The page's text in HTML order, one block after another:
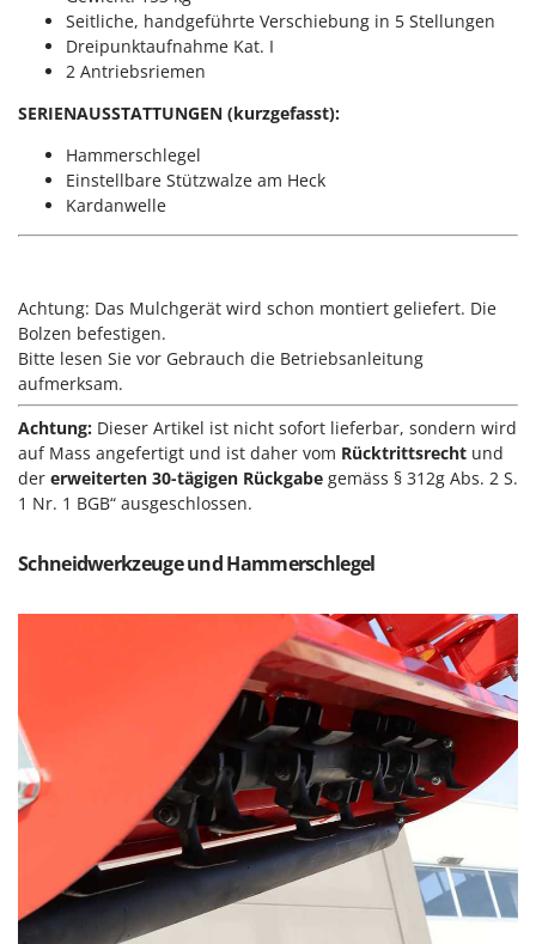
Kompressoren für Ernte und Baumschnitt
Kreiseleggen
Laderampe aus Aluminium
Laubsauger - Laubbläser
Luftentfeuchter
Luftkühler mit Wasserverdunstung
M
Mähroboter
Maisentkörnungsmaschinen
Manuelle Heckenscheren
Minibacköfen
N
Notstromaggregat
Nudelmaschinen
O
Obstmühlen Obsthäcksler Obstmuser
Obstpressen
Olivenernter und Schüttler
Effeuno
Einhell
Elegen
Energy Gruppi
Enotecnica Pillan
Eschenfelder
F
FAC
Fama Industrie
Famag
Famur
FARMER
Ferrari Group
Fiorentini
Fiskars
Flymo
Fontana Forni
Seitliche, handgeführte Verschiebung in 5 Stellungen
Dreipunktaufnahme Kat. I
2 Antriebsriemen
SERIENAUSSTATTUNGEN (kurzgefasst):
Hammerschlegel
Einstellbare Stützwalze am Heck
Kardanwelle
Achtung: Das Mulchgerät wird schon montiert geliefert. Die
Bolzen befestigen.
Bitte lesen Sie vor Gebrauch die Betriebsanleitung
aufmerksam.
Achtung: Dieser Artikel ist nicht sofort lieferbar, sondern wird
auf Mass angefertigt und ist daher vom Rücktrittsrecht und
der erweiterten 30-tägigen Rückgabe gemäss § 312g Abs. 2 S.
1 Nr. 1 BGB“ ausgeschlossen.
Schneidwerkzeuge und Hammerschlegel